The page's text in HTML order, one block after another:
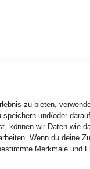
zu bieten,
speichern und/oder
können wir Daten wie
Wenn du deine
Merkmale und